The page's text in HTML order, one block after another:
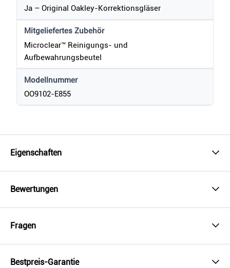
Ja – Original Oakley-Korrektionsgläser
Mitgeliefertes Zubehör
Microclear™ Reinigungs- und
Aufbewahrungsbeutel
Modellnummer
OO9102-E855
Eigenschaften
Bewertungen
Fragen
Bestpreis-Garantie